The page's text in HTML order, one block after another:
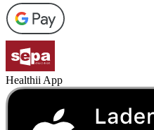
Healthii App